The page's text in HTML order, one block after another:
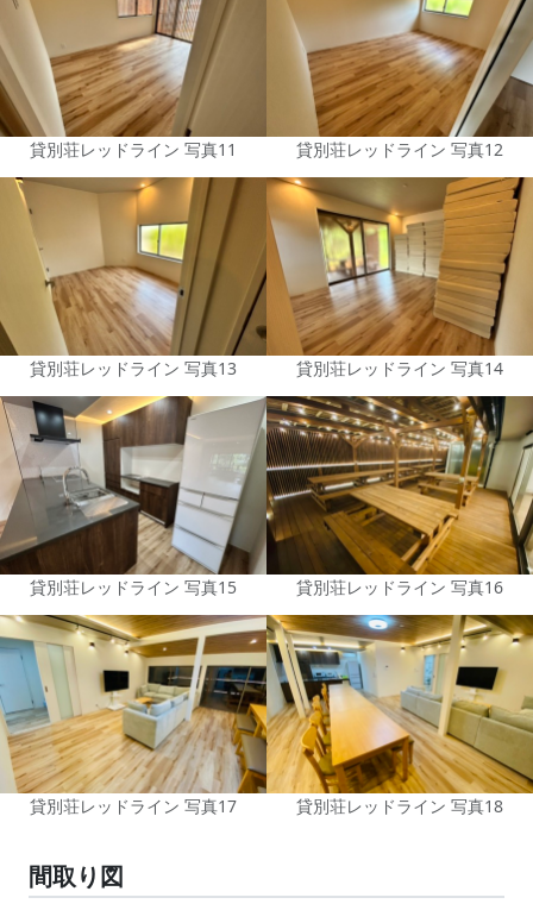
貸別荘レッドライン 写真11 貸別荘レッドライン 写真12
貸別荘レッドライン 写真13 貸別荘レッドライン 写真14
貸別荘レッドライン 写真15 貸別荘レッドライン 写真16
貸別荘レッドライン 写真17 貸別荘レッドライン 写真18
間取り図